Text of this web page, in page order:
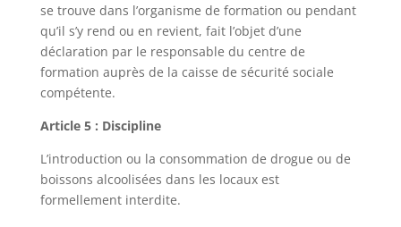
se trouve dans l’organisme de formation ou pendant
qu’il s’y rend ou en revient, fait l’objet d’une
déclaration par le responsable du centre de
formation auprès de la caisse de sécurité sociale
compétente.
Article 5 : Discipline
L’introduction ou la consommation de drogue ou de
boissons alcoolisées dans les locaux est
formellement interdite.